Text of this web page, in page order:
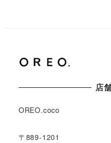
店
OREO.coco
〒889-1201